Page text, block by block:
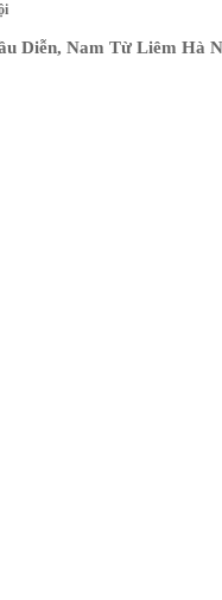
Diễn, Nam Từ Liêm Hà